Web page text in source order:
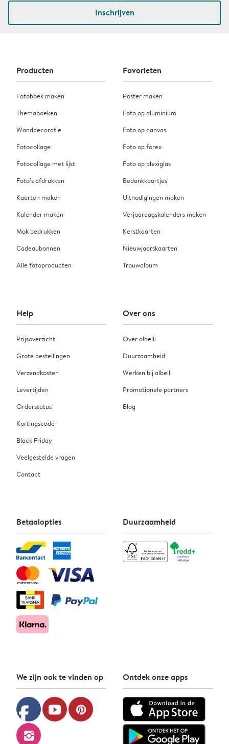
Inschrijven
Producten
Fotoboek maken
Themaboeken
Wanddecoratie
Fotocollage
Fotocollage met lijst
Foto’s afdrukken
Kaarten maken
Kalender maken
Mok bedrukken
Cadeaubonnen
Alle fotoproducten
Favorieten
Poster maken
Foto op aluminium
Foto op canvas
Foto op forex
Foto op plexiglas
Bedankkaartjes
Uitnodigingen maken
Verjaardagskalenders maken
Kerstkaarten
Nieuwjaarskaarten
Trouwalbum
Help
Prijsoverzicht
Grote bestellingen
Verzendkosten
Levertijden
Orderstatus
Kortingscode
Black Friday
Veelgestelde vragen
Contact
Over ons
Over albelli
Duurzaamheid
Werken bij albelli
Promotionele partners
Blog
Betaalopties Duurzaamheid
We zijn ook te vinden op
facebook youtube pinterest
instagram
Ontdek onze apps